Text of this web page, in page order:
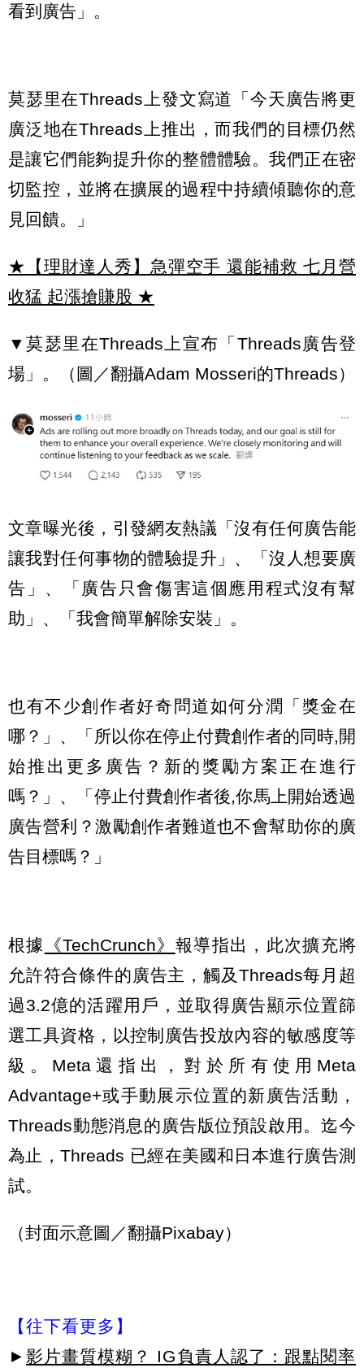
看到廣告」。
莫瑟里在Threads上發文寫道「今天廣告將更
廣泛地在Threads上推出，而我們的目標仍然
是讓它們能夠提升你的整體體驗。我們正在密
切監控，並將在擴展的過程中持續傾聽你的意
見回饋。」
★【理財達人秀】急彈空手 還能補救 七月營
收猛 起漲搶賺股 ★
▼莫瑟里在Threads上宣布「Threads廣告登
場」。（圖／翻攝Adam Mosseri的Threads）
文章曝光後，引發網友熱議「沒有任何廣告能
讓我對任何事物的體驗提升」、「沒人想要廣
告」、「廣告只會傷害這個應用程式沒有幫
助」、「我會簡單解除安裝」。
也有不少創作者好奇問道如何分潤「獎金在
哪？」、「所以你在停止付費創作者的同時,開
始推出更多廣告？新的獎勵方案正在進行
嗎？」、「停止付費創作者後,你馬上開始透過
廣告營利？激勵創作者難道也不會幫助你的廣
告目標嗎？」
根據 《TechCrunch》 報導指出，此次擴充將
允許符合條件的廣告主，觸及Threads每月超
過3.2億的活躍用戶，並取得廣告顯示位置篩
選工具資格，以控制廣告投放內容的敏感度等
級。Meta還指出，對於所有使用Meta
Advantage+或手動展示位置的新廣告活動，
Threads動態消息的廣告版位預設啟用。迄今
為止，Threads 已經在美國和日本進行廣告測
試。
（封面示意圖／翻攝Pixabay）
【往下看更多】
► 影片畫質模糊？ IG負責人認了：跟點閱率